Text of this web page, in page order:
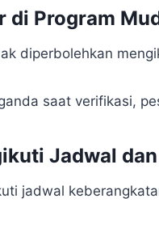
di Program
diperbolehkan
saat verifikasi,
Jadwal
jadwal